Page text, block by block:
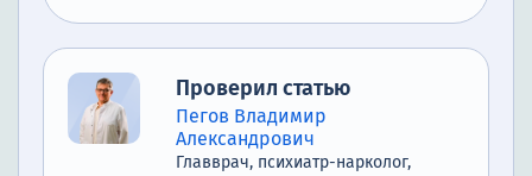
Проверил статью
Пегов Владимир
Александрович
Главврач, психиатр-нарколог,